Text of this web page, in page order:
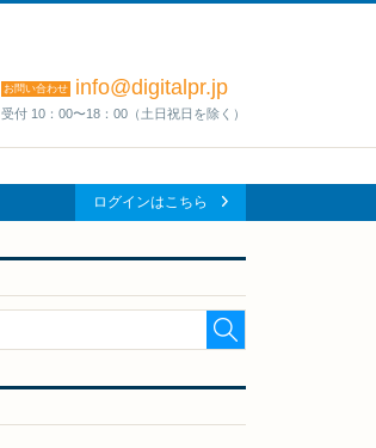
お問い合わせ info@digitalpr.jp
受付 10：00〜18：00（土日祝日を除く）
ログインはこちら